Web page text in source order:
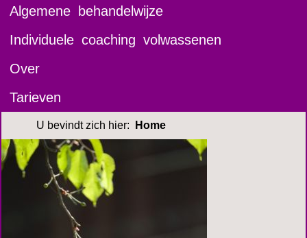
Algemene behandelwijze
Individuele coaching volwassenen
Over
Tarieven
U bevindt zich hier: Home